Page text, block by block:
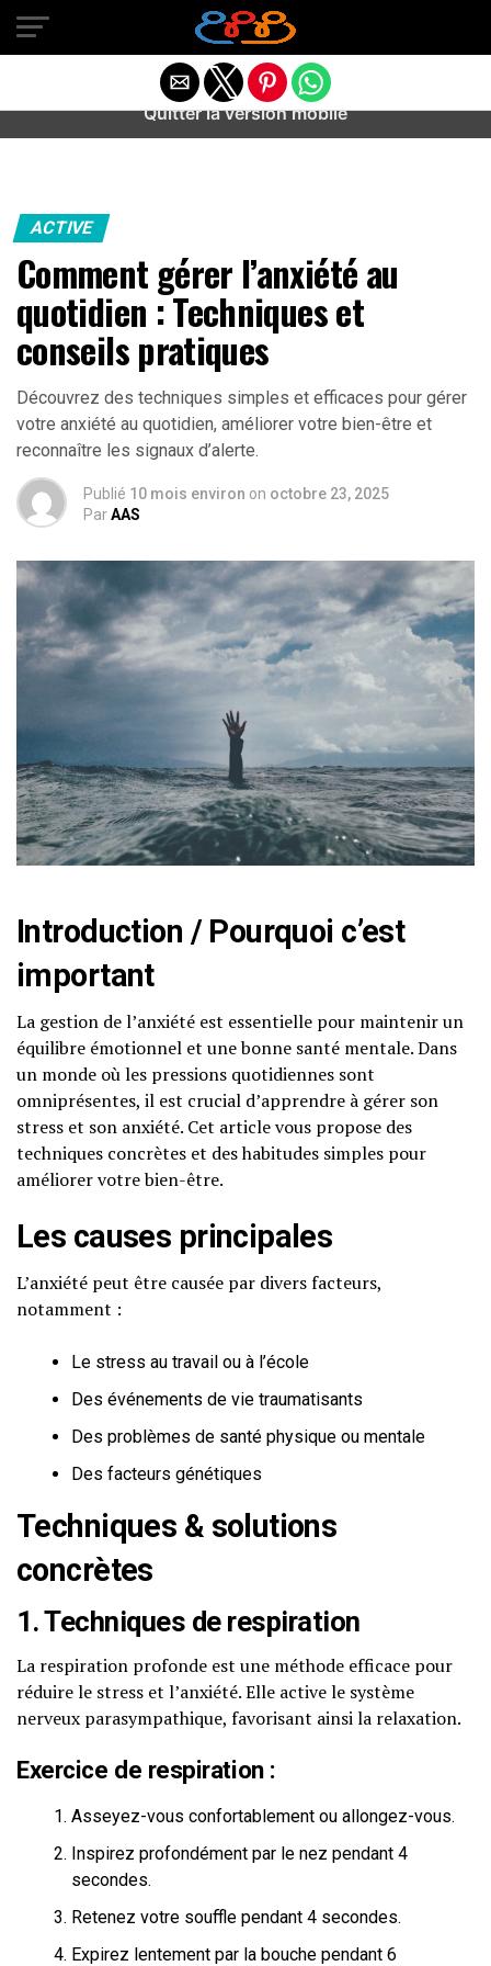
Warning
: preg_match(): Unknown modifier '/' in
/home/u589487443/domains/aideanxietestress.fr/
content/plugins/idev-post-views/includes/class-bots.php
ACTIVE
Comment gérer l’anxiété au
quotidien : Techniques et
conseils pratiques
Découvrez des techniques simples et efficaces pour gérer
votre anxiété au quotidien, améliorer votre bien-être et
reconnaître les signaux d’alerte.
Publié 10 mois environ on octobre 23, 2025
ParAAS
Introduction / Pourquoi c’est
important
La gestion de l’anxiété est essentielle pour maintenir un
équilibre émotionnel et une bonne santé mentale. Dans
un monde où les pressions quotidiennes sont
omniprésentes, il est crucial d’apprendre à gérer son
stress et son anxiété. Cet article vous propose des
techniques concrètes et des habitudes simples pour
améliorer votre bien-être.
Les causes principales
L’anxiété peut être causée par divers facteurs,
notamment :
Le stress au travail ou à l’école
Des événements de vie traumatisants
Des problèmes de santé physique ou mentale
Des facteurs génétiques
Techniques & solutions
concrètes
1. Techniques de respiration
La respiration profonde est une méthode efficace pour
réduire le stress et l’anxiété. Elle active le système
nerveux parasympathique, favorisant ainsi la relaxation.
Exercice de respiration :
Asseyez-vous confortablement ou allongez-vous.
Inspirez profondément par le nez pendant 4
secondes.
Retenez votre souffle pendant 4 secondes.
Expirez lentement par la bouche pendant 6
Quitter la version mobile